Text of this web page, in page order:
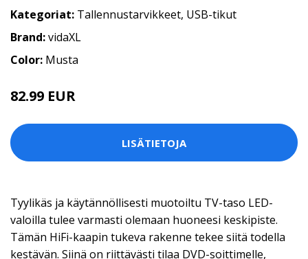
Kategoriat: Tallennustarvikkeet, USB-tikut
Brand:vidaXL
Color: Musta
82.99 EUR
LISÄTIETOJA
Tyylikäs ja käytännöllisesti muotoiltu TV-taso LED-
valoilla tulee varmasti olemaan huoneesi keskipiste.
Tämän HiFi-kaapin tukeva rakenne tekee siitä todella
kestävän. Siinä on riittävästi tilaa DVD-soittimelle,